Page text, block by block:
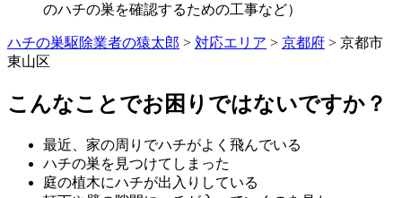
のハチの巣を確認するための工事など）
ハチの巣駆除業者の猿太郎 > 対応エリア > 京都府 > 京都市
東山区
こんなことでお困りではないですか？
最近、家の周りでハチがよく飛んでいる
ハチの巣を見つけてしまった
庭の植木にハチが出入りしている